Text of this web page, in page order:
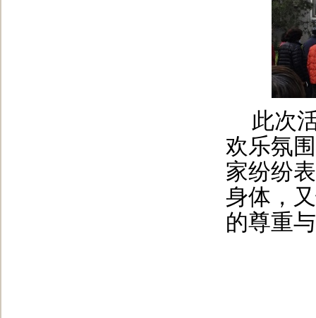
此次
欢乐氛
家纷纷
身体，
的尊重